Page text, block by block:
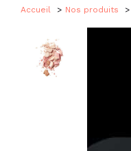
Accueil Nos produits